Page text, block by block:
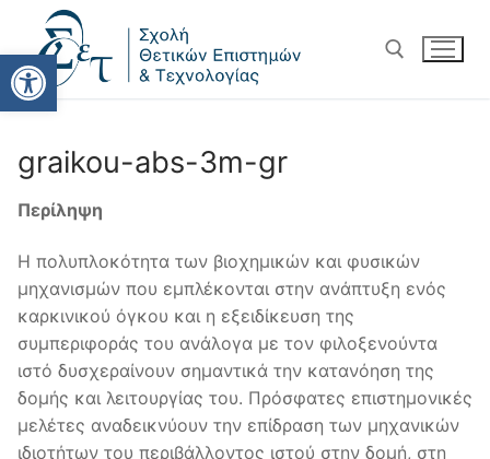
Ανοίξτε τη γραμμή
graikou-abs-3m-gr
Περίληψη
Η πολυπλοκότητα των βιοχημικών και φυσικών
μηχανισμών που εμπλέκονται στην ανάπτυξη ενός
καρκινικού όγκου και η εξειδίκευση της
συμπεριφοράς του ανάλογα με τον φιλοξενούντα
ιστό δυσχεραίνουν σημαντικά την κατανόηση της
δομής και λειτουργίας του. Πρόσφατες επιστημονικές
μελέτες αναδεικνύουν την επίδραση των μηχανικών
ιδιοτήτων του περιβάλλοντος ιστού στην δομή, στη